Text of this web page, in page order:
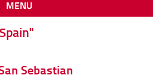
MENU
Sebastian